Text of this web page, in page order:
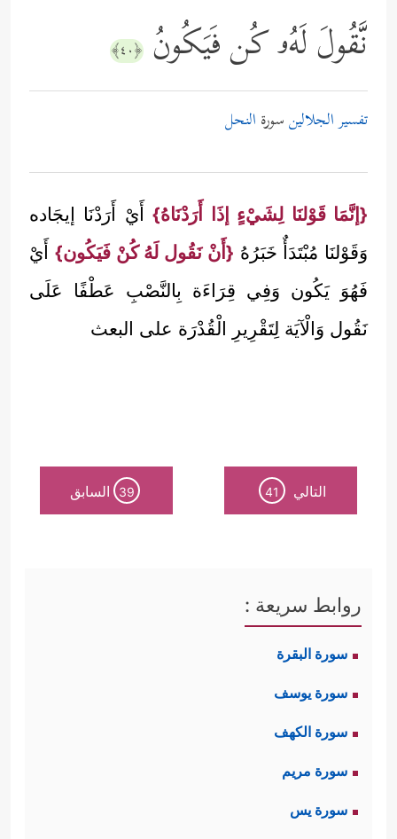
نَّقُولَ لَهُۥ كُن فَیَكُونُ ﴿٤٠﴾
تفسير الجلالينسورة النحل
{إنَّمَا قَوْلنَا لِشَيْءٍ إذَا أَرَدْنَاهُ}أَيْ أَرَدْنَا إيجَاده
وَقَوْلنَا مُبْتَدَأٌ خَبَرُهُ {أَنْ نَقُول لَهُ كُنْ فَيَكُون} أَيْ
فَهُوَ يَكُون وَفِي قِرَاءَة بِالنَّصْبِ عَطْفًا عَلَى
نَقُول وَالْآيَة لِتَقْرِيرِ الْقُدْرَة على البعث
التالي 41
39 السابق
روابط سريعة :
سورة البقرة
سورة يوسف
سورة الكهف
سورة مريم
سورة يس